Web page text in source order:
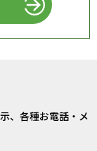
、各種お電話・メ